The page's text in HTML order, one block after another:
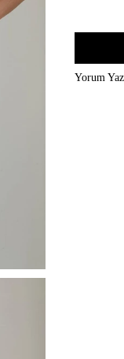
Yorum Yaz